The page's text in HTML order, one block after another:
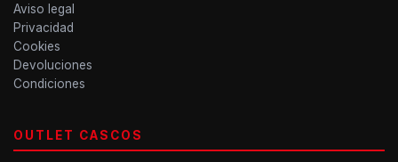
Aviso legal
Privacidad
Cookies
Devoluciones
Condiciones
OUTLET CASCOS